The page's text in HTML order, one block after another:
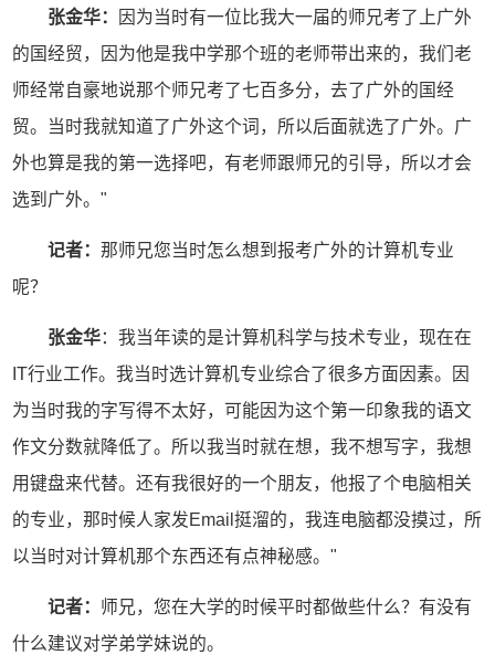
张金华：
因为当时有一位比我大一届的师兄考了上广外
的国经贸，因为他是我中学那个班的老师带出来的，我们老
师经常自豪地说那个师兄考了七百多分，去了广外的国经
贸。当时我就知道了广外这个词，所以后面就选了广外。广
外也算是我的第一选择吧，有老师跟师兄的引导，所以才会
选到广外。"
记者： 那师兄您当时怎么想到报考广外的计算机专业
呢？
张金华：我当年读的是计算机科学与技术专业，现在在
IT行业工作。我当时选计算机专业综合了很多方面因素。因
为当时我的字写得不太好，可能因为这个第一印象我的语文
作文分数就降低了。所以我当时就在想，我不想写字，我想
用键盘来代替。还有我很好的一个朋友，他报了个电脑相关
的专业，那时候人家发Email挺溜的，我连电脑都没摸过，所
以当时对计算机那个东西还有点神秘感。"
记者： 师兄，您在大学的时候平时都做些什么？有没有
什么建议对学弟学妹说的。